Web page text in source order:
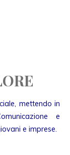
mettendo in
e
e imprese.